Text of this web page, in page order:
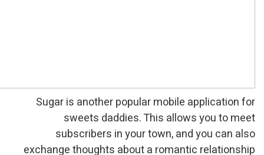
Sugar is another
sweets
subscribers in
exchange thoughts